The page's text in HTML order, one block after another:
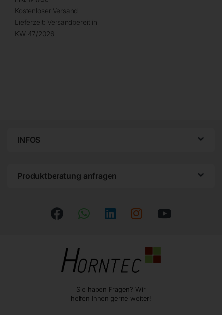
Kostenloser Versand
Lieferzeit: Versandbereit in
KW 47/2026
INFOS
Produktberatung anfragen
Sie haben Fragen? Wir
helfen Ihnen gerne weiter!